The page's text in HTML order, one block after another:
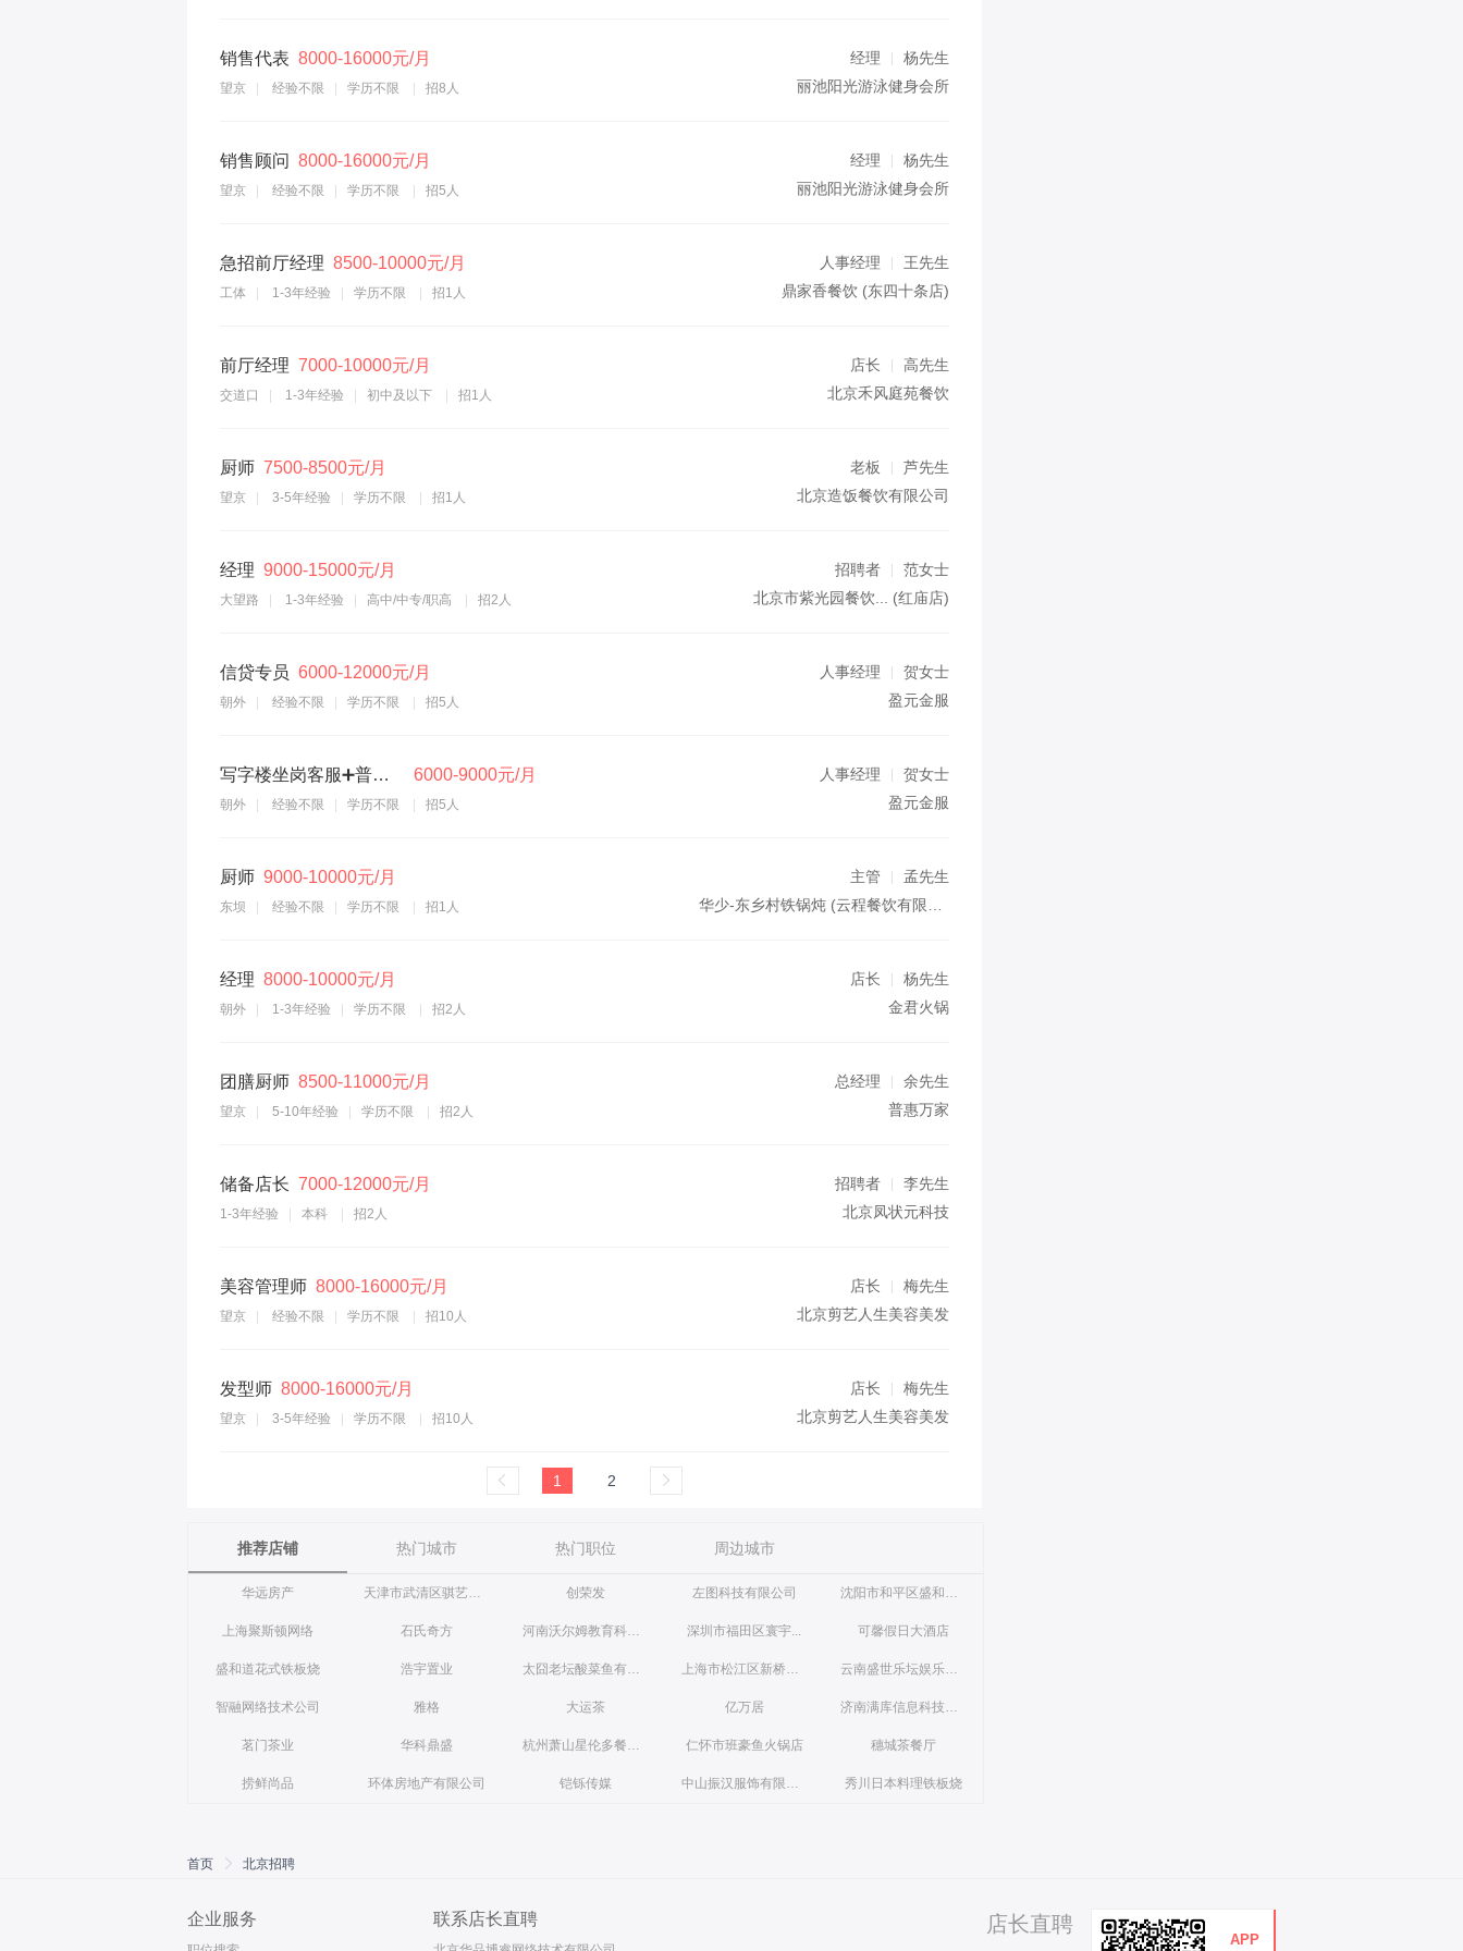
销售代表 8000-16000元/月
望京 经验不限 学历不限 招8人
经理
杨先生
丽池阳光游泳健身会所
销售顾问 8000-16000元/月
望京 经验不限 学历不限 招5人
经理
杨先生
丽池阳光游泳健身会所
急招前厅经理 8500-10000元/月
工体 1-3年经验 学历不限 招1人
人事经理
王先生
鼎家香餐饮 (东四十条店)
前厅经理 7000-10000元/月
交道口 1-3年经验 初中及以下 招1人
店长
高先生
北京禾风庭苑餐饮
厨师 7500-8500元/月
望京 3-5年经验 学历不限 招1人
老板
芦先生
北京造饭餐饮有限公司
经理 9000-15000元/月
大望路 1-3年经验 高中/中专/职高 招2人
招聘者
范女士
北京市紫光园餐饮... (红庙店)
信贷专员 6000-12000元/月
朝外 经验不限 学历不限 招5人
人事经理
贺女士
盈元金服
写字楼坐岗客服➕普通话标准➕到点下班 6000-9000元/月
朝外 经验不限 学历不限 招5人
人事经理
贺女士
盈元金服
厨师 9000-10000元/月
东坝 经验不限 学历不限 招1人
主管
孟先生
华少-东乡村铁锅炖 (云程餐饮有限公司)
经理 8000-10000元/月
朝外 1-3年经验 学历不限 招2人
店长
杨先生
金君火锅
团膳厨师 8500-11000元/月
望京 5-10年经验 学历不限 招2人
总经理
余先生
普惠万家
储备店长 7000-12000元/月
1-3年经验 本科 招2人
招聘者
李先生
北京凤状元科技
美容管理师 8000-16000元/月
望京 经验不限 学历不限 招10人
店长
梅先生
北京剪艺人生美容美发
发型师 8000-16000元/月
望京 3-5年经验 学历不限 招10人
店长
梅先生
北京剪艺人生美容美发
1 2
推荐店铺 热门城市 热门职位 周边城市
华远房产 天津市武清区骐艺美容美发店 创荣发 左图科技有限公司 沈阳市和平区盛和道铁板烧料理店
上海聚斯顿网络 石氏奇方 河南沃尔姆教育科技有限公司 深圳市福田区寰宇... 可馨假日大酒店
盛和道花式铁板烧 浩宇置业 太囧老坛酸菜鱼有范店 上海市松江区新桥镇川徽饮食店 云南盛世乐坛娱乐有限公司
智融网络技术公司 雅格 大运茶 亿万居 济南满库信息科技公司
茗门茶业 华科鼎盛 杭州萧山星伦多餐饮有限责任公司第一分公司 仁怀市班豪鱼火锅店 穗城茶餐厅
捞鲜尚品 环体房地产有限公司 铠铄传媒 中山振汉服饰有限公司 秀川日本料理铁板烧
首页 北京招聘
店长直聘
APP
企业服务 联系店长直聘